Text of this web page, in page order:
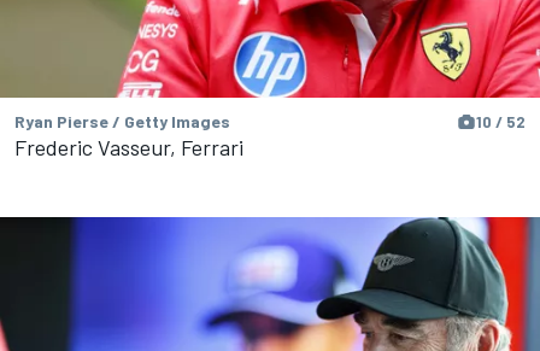
Ryan Pierse / Getty Images 10 / 52
Frederic Vasseur, Ferrari